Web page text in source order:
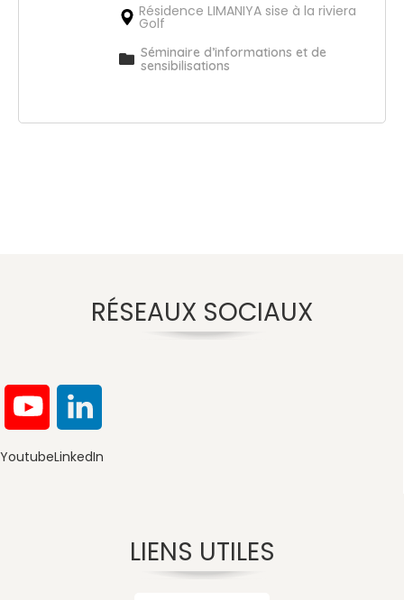
Résidence LIMANIYA sise à la riviera
Golf
Séminaire d’informations et de
sensibilisations
RÉSEAUX SOCIAUX
YoutubeLinkedIn
LIENS UTILES